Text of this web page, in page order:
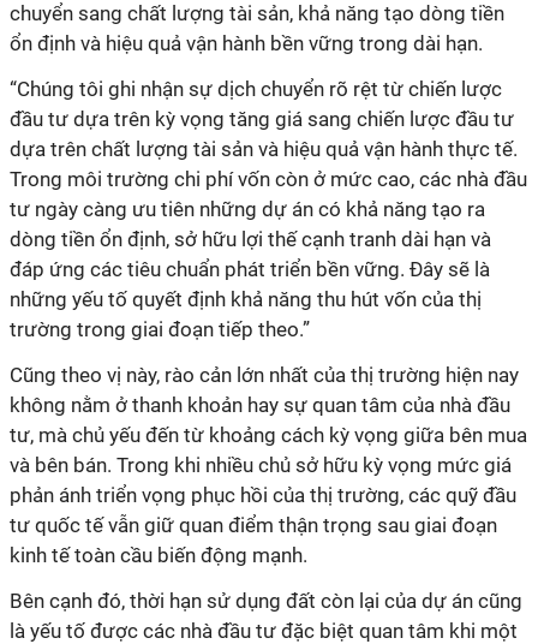
chuyển sang chất lượng tài sản, khả năng tạo dòng tiền
ổn định và hiệu quả vận hành bền vững trong dài hạn.
“Chúng tôi ghi nhận sự dịch chuyển rõ rệt từ chiến lược
đầu tư dựa trên kỳ vọng tăng giá sang chiến lược đầu tư
dựa trên chất lượng tài sản và hiệu quả vận hành thực tế.
Trong môi trường chi phí vốn còn ở mức cao, các nhà đầu
tư ngày càng ưu tiên những dự án có khả năng tạo ra
dòng tiền ổn định, sở hữu lợi thế cạnh tranh dài hạn và
đáp ứng các tiêu chuẩn phát triển bền vững. Đây sẽ là
những yếu tố quyết định khả năng thu hút vốn của thị
trường trong giai đoạn tiếp theo.”
Cũng theo vị này, rào cản lớn nhất của thị trường hiện nay
không nằm ở thanh khoản hay sự quan tâm của nhà đầu
tư, mà chủ yếu đến từ khoảng cách kỳ vọng giữa bên mua
và bên bán. Trong khi nhiều chủ sở hữu kỳ vọng mức giá
phản ánh triển vọng phục hồi của thị trường, các quỹ đầu
tư quốc tế vẫn giữ quan điểm thận trọng sau giai đoạn
kinh tế toàn cầu biến động mạnh.
Bên cạnh đó, thời hạn sử dụng đất còn lại của dự án cũng
là yếu tố được các nhà đầu tư đặc biệt quan tâm khi một